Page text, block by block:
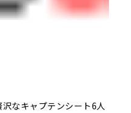
なキャプテンシート6人